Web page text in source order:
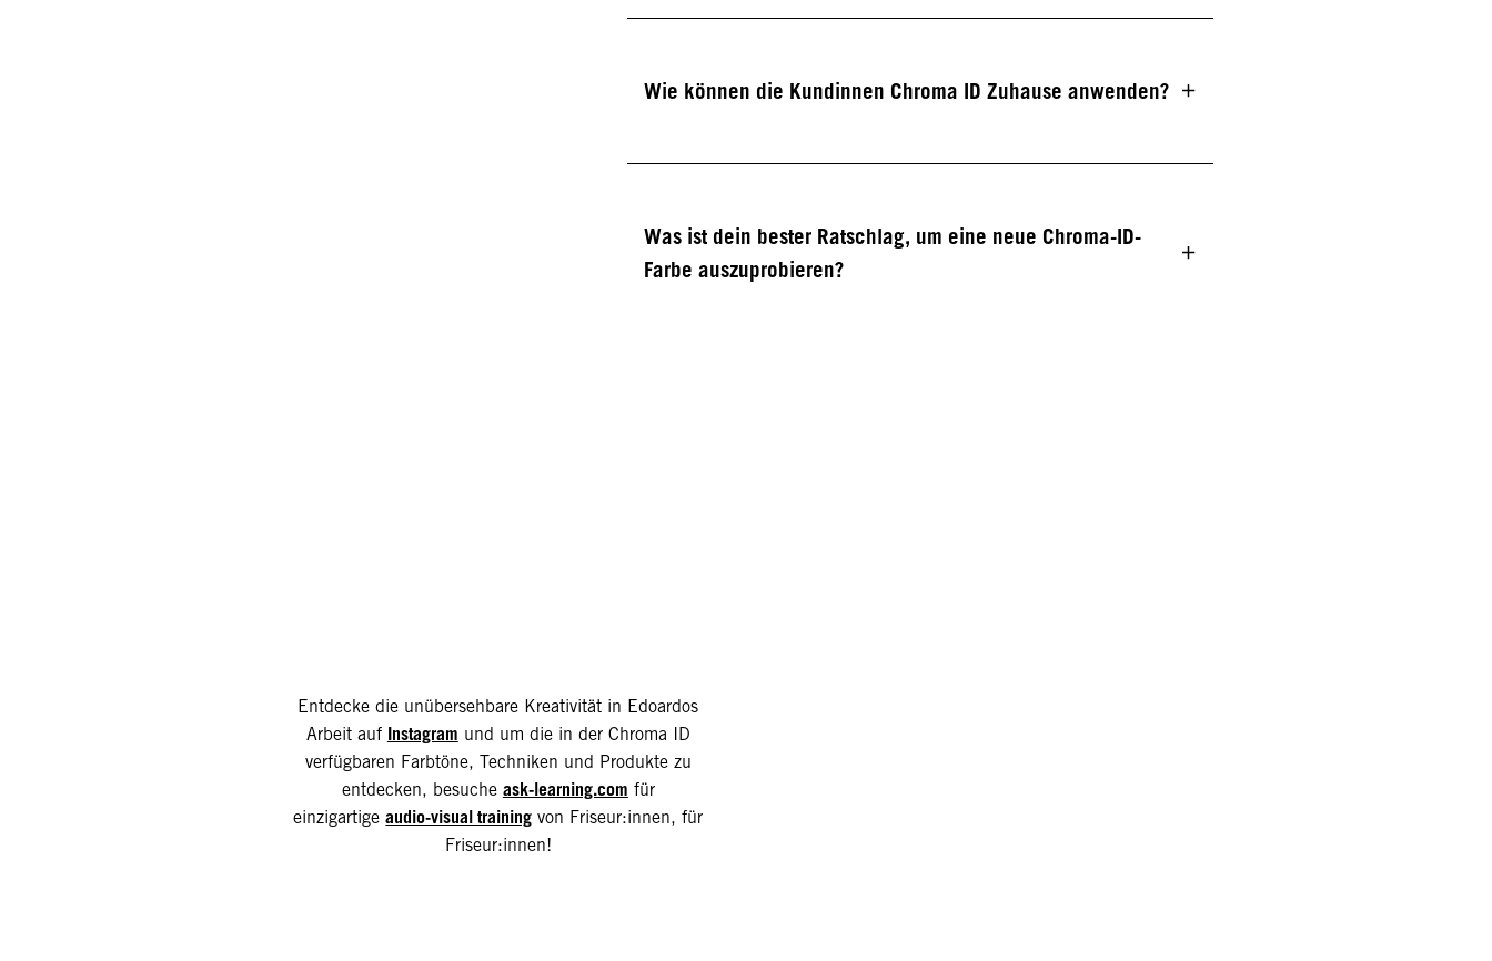
Wie können die Kundinnen Chroma ID Zuhause anwenden?
Was ist dein bester Ratschlag, um eine neue Chroma-ID-
Farbe auszuprobieren?
Entdecke die unübersehbare Kreativität in Edoardos
Arbeit auf Instagram und um die in der Chroma ID
verfügbaren Farbtöne, Techniken und Produkte zu
entdecken, besuche ask-learning.com für
einzigartigeaudio-visual training von Friseur:innen, für
Friseur:innen!